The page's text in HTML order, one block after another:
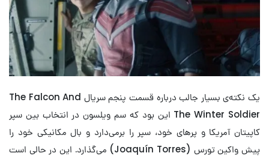
یک نکته‌ی بسیار جالب درباره قسمت پنجم سریال The Falcon And
The Winter Soldier این بود که سم ویلسون در انتخاب بین سپر
کاپیتان آمریکا و پرهای خود، سپر را برمی‌دارد و بال مکانیکی خود را
پیش واکین تورس (
Joaquín Torres) می‌‌‌‌‌‌‌‌‌‌‌‌‌‌‌‌گذارد. این در حالی است